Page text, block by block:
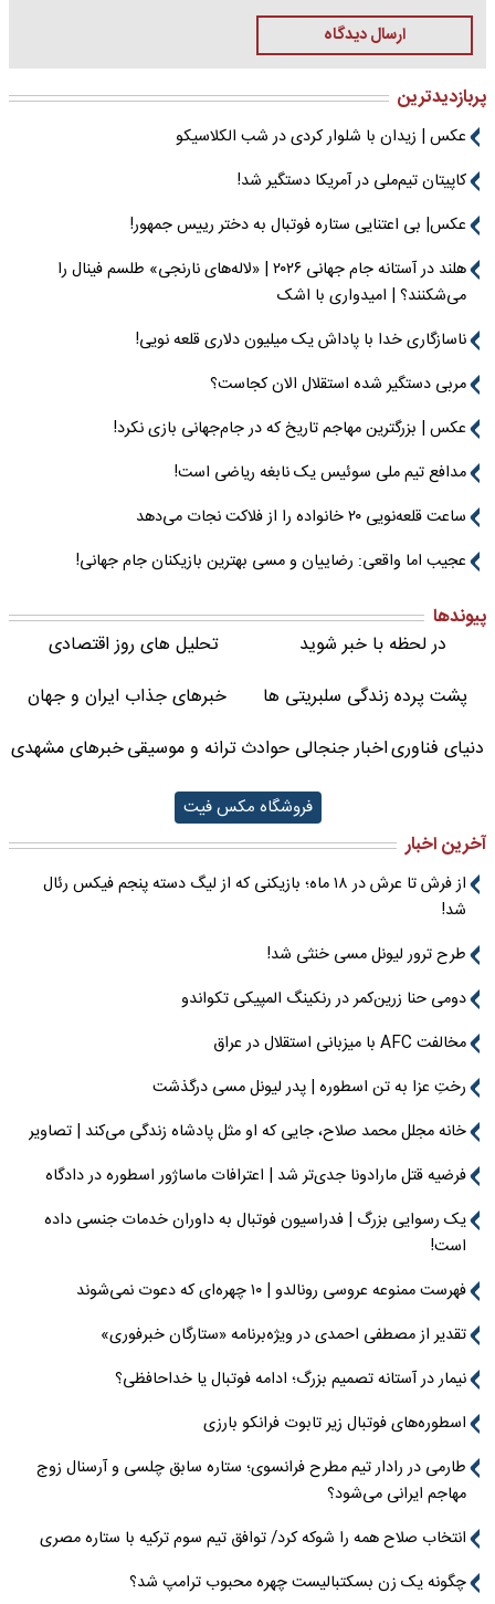
ارسال دیدگاه
پربازدیدترین
عکس | زیدان با شلوار کردی در شب الکلاسیکو
کاپیتان تیم‌ملی در آمریکا دستگیر شد!
عکس| بی اعتنایی ستاره فوتبال به دختر رییس جمهور!
هلند در آستانه جام جهانی ۲۰۲۶ | «لاله‌های نارنجی» طلسم فینال را
می‌شکنند؟ | امیدواری با اشک
ناسازگاری خدا با پاداش یک میلیون دلاری قلعه نویی!
مربی دستگیر شده استقلال الان کجاست؟
عکس | بزرگترین مهاجم تاریخ که در جام‌جهانی بازی نکرد!
مدافع تیم ملی سوئیس یک نابغه ریاضی است!
ساعت قلعه‌نویی ۲۰ خانواده را از فلاکت نجات می‌دهد
عجیب اما واقعی: رضاییان و مسی بهترین بازیکنان جام جهانی!
پیوندها
در لحظه با خبر شوید
تحلیل های روز اقتصادی
پشت پرده زندگی سلبریتی ها
خبرهای جذاب ایران و جهان
دنیای فناوریاخبار جنجالی حوادثترانه و موسیقیخبرهای مشهدی
فروشگاه مکس فیت
آخرین اخبار
از فرش تا عرش در ۱۸ ماه؛ بازیکنی که از لیگ دسته پنجم فیکس رئال
شد!
طرح ترور لیونل مسی خنثی شد!
دومی حنا زرین‌کمر در رنکینگ المپیکی تکواندو
مخالفت AFC با میزبانی استقلال در عراق
رختِ عزا به تن اسطوره | پدر لیونل مسی درگذشت
خانه مجلل محمد صلاح، جایی که او مثل پادشاه زندگی می‌کند | تصاویر
فرضیه قتل مارادونا جدی‌تر شد | اعترافات ماساژور اسطوره در دادگاه
یک رسوایی بزرگ | فدراسیون فوتبال به داوران خدمات جنسی داده
است!
فهرست ممنوعه عروسی رونالدو | ۱۰ چهره‌ای که دعوت نمی‌شوند
تقدیر از مصطفی احمدی در ویژه‌برنامه «ستارگان خبرفوری»
نیمار در آستانه تصمیم بزرگ؛ ادامه فوتبال یا خداحافظی؟
اسطوره‌های فوتبال زیر تابوت فرانکو بارزی
طارمی در رادار تیم مطرح فرانسوی؛ ستاره سابق چلسی و آرسنال زوج
مهاجم ایرانی می‌شود؟
انتخاب صلاح همه را شوکه کرد/ توافق تیم سوم ترکیه با ستاره مصری
چگونه یک زن بسکتبالیست چهره محبوب ترامپ شد؟